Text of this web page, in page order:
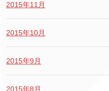
2015年11月
2015年10月
2015年9月
2015年8月